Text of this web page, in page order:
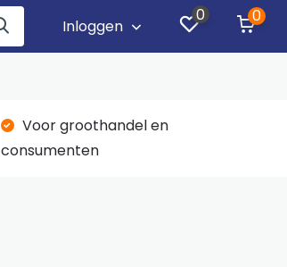
Inloggen
0 0
Voor groothandel en
consumenten